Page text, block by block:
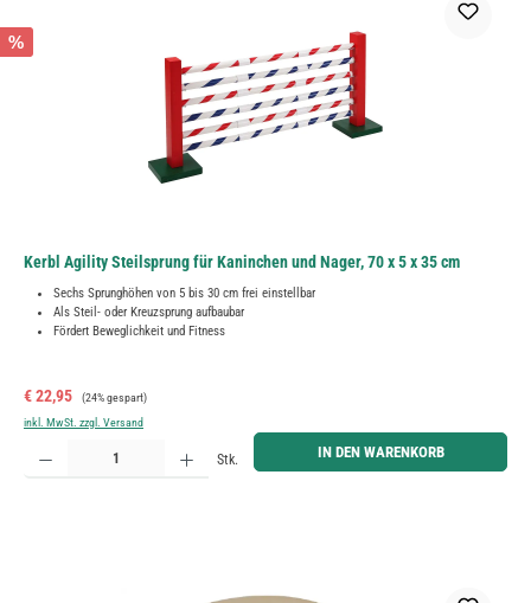
%
Kerbl Agility Steilsprung für Kaninchen und Nager, 70 x 5 x 35 cm
Sechs Sprunghöhen von 5 bis 30 cm frei einstellbar
Als Steil- oder Kreuzsprung aufbaubar
Fördert Beweglichkeit und Fitness
Verkaufspreis:
€ 22,95 Regulärer Preis:
(24% gespart)
inkl. MwSt. zzgl. Versand
Produkt Anzahl: Gib den gewünschten Wert ein oder benutze die Schaltflächen um die Anzahl zu
Stk. IN DEN WARENKORB